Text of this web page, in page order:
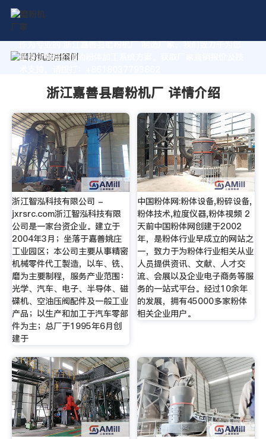
作为专业的 浙江嘉善县磨粉机厂 制造厂家，我们致力于为您
量身定制高价值的粉体加工系统方案。获取厂家直销报价及技
浙江嘉善县磨粉机厂 详情介绍
浙江智泓科技有限公司 -
jxrsrc.com浙江智泓科技有限
公司是一家台资企业。建立于
2004年3月；坐落于嘉善姚庄
工业园区；本公司主要从事精密
机械零件代工製造，以车、铣、
磨为主要制程，服务产业范围：
光学、汽车、电子、半导体、磁
碟机、空油压阀配件及一般工业
产品；以生产和加工于汽车零部
件为主；总厂于1995年6月创
建于
中国粉体网:粉体设备,粉碎设备,
粉体技术,粒度仪器,粉体视频 2
天前中国粉体网创建于2002
年，是粉体行业早成立的网站之
一，致力于为粉体行业相关从业
人员提供资讯、文献、人才交
流、会展以及企业电子商务等服
务的一站式平台。经过10余年
的发展，拥有45000多家粉体
相关企业用户。